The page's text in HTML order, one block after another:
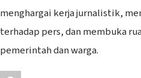
menghargai kerja jurnalistik,
terhadap pers, dan membuka
pemerintah dan warga.